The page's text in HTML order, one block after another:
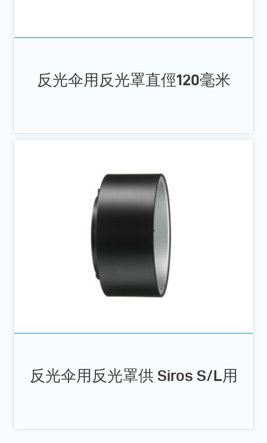
反光伞用反光罩直俓120毫米
反光伞用反光罩供 Siros S/L用